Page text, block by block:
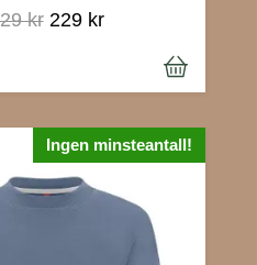
kr 229 kr
Ingen minsteantall!